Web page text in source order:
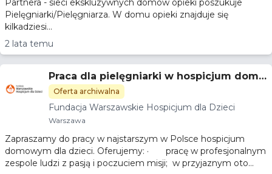
Partnera - sieci ekskluzywnych domów opieki poszukuje
Pielęgniarki/Pielęgniarza. W domu opieki znajduje się
kilkadziesi...
2 lata temu
Praca dla pielęgniarki w hospicjum domo
wym dla dzieci
Oferta archiwalna
Fundacja Warszawskie Hospicjum dla Dzieci
Warszawa
Zapraszamy do pracy w najstarszym w Polsce hospicjum
domowym dla dzieci. Oferujemy: · pracę w profesjonalnym
zespole ludzi z pasją i poczuciem misji; w przyjaznym oto...